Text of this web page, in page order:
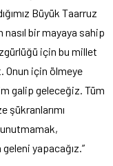
Büyük Taarruz
nasıl bir mayaya sahip
için bu millet
Onun için ölmeye
galip geleceğiz. Tüm
şükranlarımı
yapacağız.”